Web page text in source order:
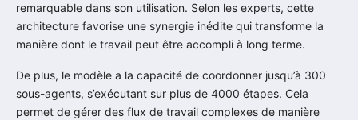
remarquable dans son utilisation. Selon les experts, cette
architecture favorise une synergie inédite qui transforme la
manière dont le travail peut être accompli à long terme.
De plus, le modèle a la capacité de coordonner jusqu’à 300
sous-agents, s’exécutant sur plus de 4000 étapes. Cela
permet de gérer des flux de travail complexes de manière